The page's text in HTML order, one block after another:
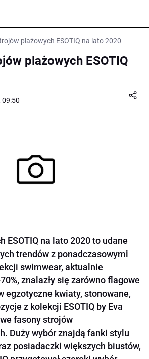
plażowych ESOTIQ na lato 2020
plażowych ESOTIQ
09:50
ESOTIQ na lato 2020 to udane
trendów z ponadczasowymi
swimwear, aktualnie
znalazły się zarówno flagowe
egzotyczne kwiaty, stonowane,
z kolekcji ESOTIQ by Eva
fasony strojów
Duży wybór znajdą fanki stylu
posiadaczki większych biustów,